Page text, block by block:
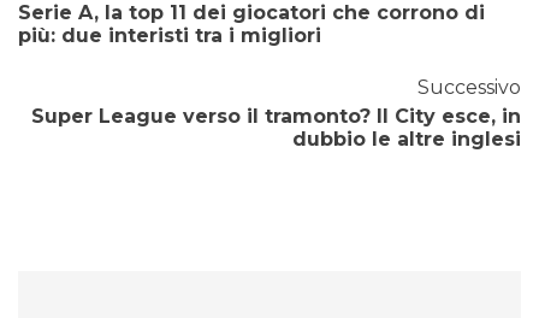
Serie A, la top 11 dei giocatori che corrono di
più: due interisti tra i migliori
Successivo
Super League verso il tramonto? Il City esce, in
dubbio le altre inglesi